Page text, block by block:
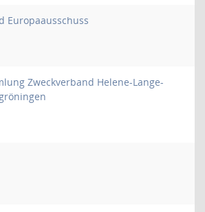
Europaausschuss
Zweckverband Helene-Lange-